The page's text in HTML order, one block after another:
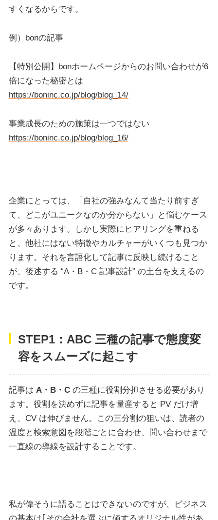
すくなるからです。
例）bonの記事
【特別公開】bonホームページからのお問い合わせが6
倍になった秘密とは
https://boninc.co.jp/blog/blog_14/
事業成長のための施策は一つではない
https://boninc.co.jp/blog/blog_16/
企業にとっては、「自社の強みなんて当たり前すぎ
て、どこがユニークなのか分からない」と悩むケース
が多々あります。しかし実際にヒアリングを重ねる
と、他社にはない特徴やカルチャーがいくつも見つか
ります。それを言語化して記事に反映し続けること
が、後述する “A・B・C 記事設計” の土台を支えるの
です。
STEP1：ABC 三種の記事で態度変
容をスムーズに起こす
記事は A・B・Cの三種に役割分担させる必要があり
ます。役割を決めずに記事を量産すると PV だけ増
え、CV は伸びません。この三分割の狙いは、読者の
温度と検索意図を段階ごとに合わせ、問い合わせまで
一直線の導線を設計することです。
私が偉そうに語ることはできないのですが、ビジネス